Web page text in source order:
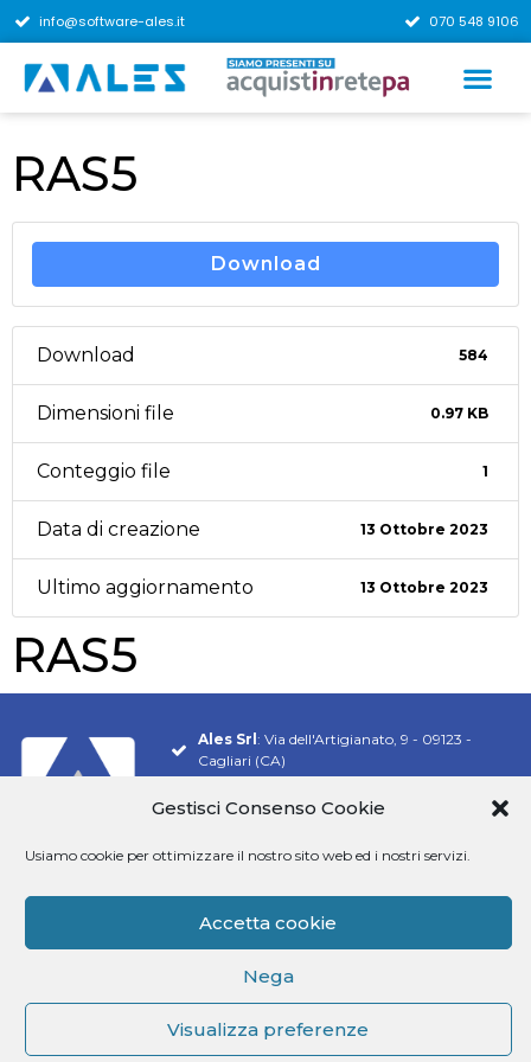
Gestisci Consenso Cookie
Usiamo cookie per ottimizzare il nostro sito web ed i nostri servizi.
Accetta cookie
Nega
Visualizza preferenze
info@software-ales.it 070 548 9106
RAS5
Download
Download 584
Dimensioni file 0.97 KB
Conteggio file 1
Data di creazione 13 Ottobre 2023
Ultimo aggiornamento 13 Ottobre 2023
RAS5
Ales Srl : Via dell'Artigianato, 9 - 09123 -
Cagliari (CA)
Pec:alesconcorsi@legalmail.it
Siamo presenti su